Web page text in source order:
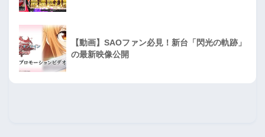
【動画】SAOファン必見！新台「閃光の軌跡」
の最新映像公開